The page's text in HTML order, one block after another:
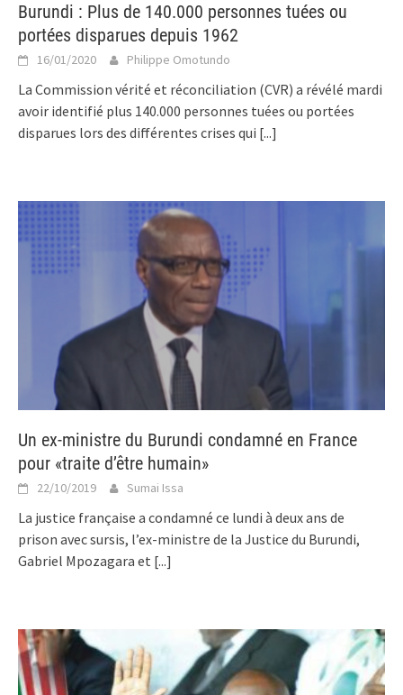
Burundi : Plus de 140.000 personnes tuées ou
portées disparues depuis 1962
16/01/2020 Philippe Omotundo
La Commission vérité et réconciliation (CVR) a révélé mardi
avoir identifié plus 140.000 personnes tuées ou portées
disparues lors des différentes crises qui [...]
Un ex-ministre du Burundi condamné en France
pour «traite d’être humain»
22/10/2019 Sumai Issa
La justice française a condamné ce lundi à deux ans de
prison avec sursis, l’ex-ministre de la Justice du Burundi,
Gabriel Mpozagara et [...]